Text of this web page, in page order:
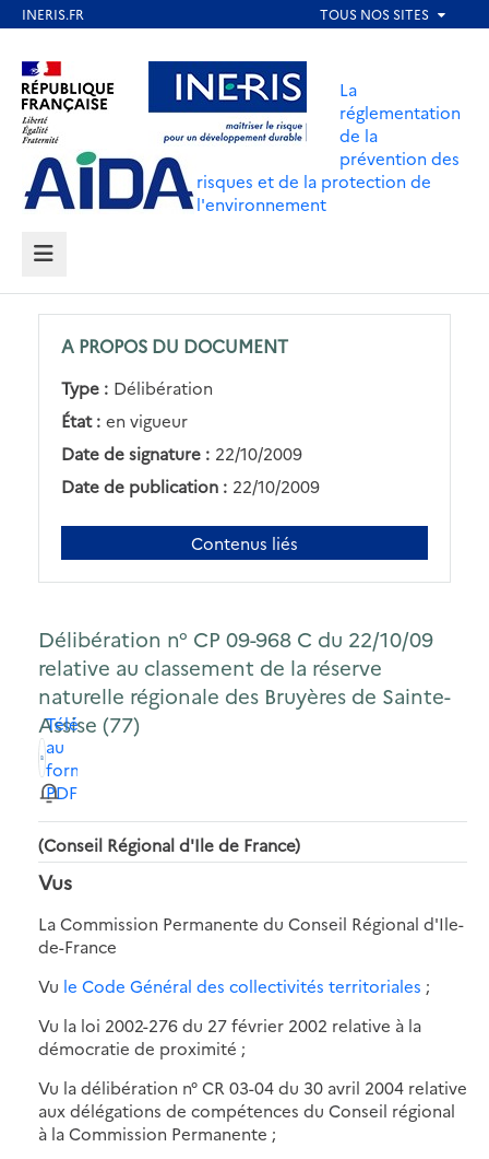
contenu
principal
Aller au contenu Aller au menu
Aller au pied de page
La
réglementation
de la
prévention des
risques et de la protection de
l'environnement
MENU
A PROPOS DU DOCUMENT
Type : Délibération
État : en vigueur
Date de signature : 22/10/2009
Date de publication : 22/10/2009
Contenus liés
Délibération n° CP 09-968 C du 22/10/09
relative au classement de la réserve
naturelle régionale des Bruyères de Sainte-
Assise (77)
Télécharger
au
format
PDF
(Conseil Régional d'Ile de France)
Vus
La Commission Permanente du Conseil Régional d'Ile-
de-France
Vu le Code Général des collectivités territoriales ;
Vu la loi 2002-276 du 27 février 2002 relative à la
démocratie de proximité ;
Vu la délibération n° CR 03-04 du 30 avril 2004 relative
aux délégations de compétences du Conseil régional
à la Commission Permanente ;